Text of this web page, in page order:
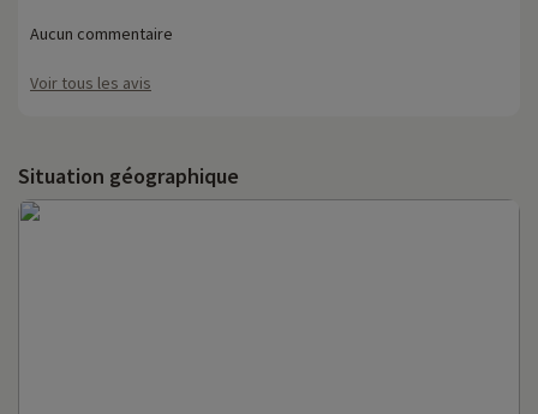
Aucun commentaire
Voir tous les avis
Situation géographique